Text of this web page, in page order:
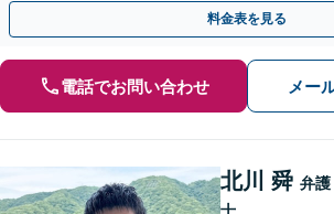
料金表を見る
電話でお問い合わせ メー
北川 舜 弁護